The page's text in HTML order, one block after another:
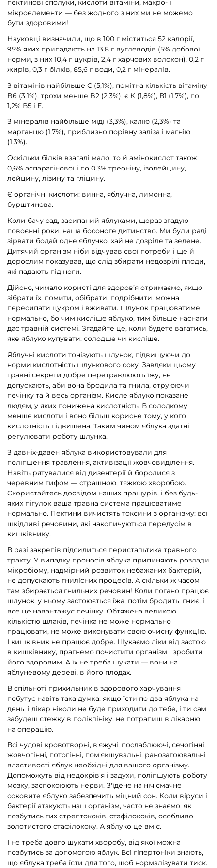
пектинові сполуки, кислоти вітаміни, макро- і
мікроелементи — без жодного з них ми не можемо
бути здоровими!
Науковці визначили, що в 100 г міститься 52 калорії,
95% яких припадають на 13,8 г вуглеводів (5% добової
норми, з них 10,4 г цукрів, 2,4 г харчових волокон), 0,2 г
жирів, 0,3 г білків, 85,6 г води, 0,2 г мінералів.
З вітамінів найбільше С (5,1%), помітна кількість вітаміну
B6 (3,1%), трохи менше B2 (2,3%), є К (1,8%), В1 (1,7%), по
1,2% В5 і Е.
З мінералів найбільше міді (3,3%), калію (2,3%) та
марганцю (1,7%), приблизно порівну заліза і магнію
(1,3%).
Оскільки білків взагалі мало, то й амінокислот також:
0,6% аспарагінової і по 0,3% треоніну, ізолейцину,
лейцину, лізину та гліцину.
Є органічні кислоти: винна, яблучна, лимонна,
бурштинова.
Коли бачу сад, засипаний яблуками, щораз згадую
повоєнні роки, наша босоноге дитинство. Ми були раді
зірвати бодай одне яблучко, хай не дозріле та зелене.
Дитячий організм ніби відчував свої потреби і ще й
дорослим показував, що слід збирати недозрілі плоди,
які падають під ноги.
Дійсно, чимало користі для здоров’я отримаємо, якщо
зібрати їх, помити, обібрати, подрібнити, можна
пересипати цукром і вживати. Шлунок працюватиме
нормально, бо чим кисліше яблуко, тим більше наснаги
дає травній системі. Згадайте це, коли будете вагатись,
яке яблуко купувати: солодше чи кисліше.
Яблучні кислоти тонізують шлунок, підвищуючи до
норми кислотність шлункового соку. Завдяки цьому
травні секрети добре перетравлюють їжу, не
допускають, аби вона бродила та гнила, отруюючи
печінку та й весь організм. Кисле яблуко показане
людям, у яких понижена кислотність. В солодкому
менше кислоти і воно більш корисне тому, у кого
кислотність підвищена. Таким чином яблука здатні
регулювати роботу шлунка.
З давніх-давен яблука використовували для
поліпшення травлення, активізації жовчовиділення.
Навіть рятувалися від дизентерії й боролися з
черевним тифом — страшною, тяжкою хворобою.
Скористайтесь досвідом наших пращурів, і без будь-
яких пігулок ваша травна система працюватиме
нормально. Пектини вичистять токсини з організму: всі
шкідливі речовини, які накопичуються передусім в
кишківнику.
В разі закрепів підсилиться перистальтика травного
тракту. У випадку проносів яблука припиняють розлади
мікробіому, надмірний розвиток небажаних бактерій,
не допускають гнилісних процесів. А скільки ж часом
там збирається гнильних речовин! Коли погано працює
шлунок, у ньому застоюється їжа, потім бродить, гниє, і
все це навантажує печінку. Обтяжена великою
кількістю шлаків, печінка не може нормально
працювати, не може виконувати свою очисну функцію.
І кишківник не працює добре. Шукаємо ліки від застою
в кишківнику, прагнемо почистити організм і зробити
його здоровим. А їх не треба шукати — вони на
яблуневому дереві, в його плодах.
В спільноті прихильників здорового харчування
побутує навіть така думка: якщо їсти по два яблука на
день, і лікар ніколи не буде приходити до тебе, і ти сам
забудеш стежку в поліклініку, не потрапиш в лікарню
на операцію.
Всі чудові кровотворні, в'яжучі, послаблюючі, сечогінні,
жовчогінні, потогінні, пом'якшувальні, ранозагоювальні
властивості яблук необхідні для вашого організму.
Допоможуть від недокрів'я і задухи, поліпшують роботу
мозку, заспокоюють нерви. З'їдене на ніч смачне
соковите яблуко забезпечить міцний сон. Коли віруси і
бактерії атакують наш організм, часто не знаємо, як
позбутись тих стрептококів, стафілококів, особливо
золотистого стафілококу. А яблуко це вміє.
І не треба довго шукати хворобу, від якої можна
позбутись за допомогою яблук. Всі гіпертоніки знають,
що яблука треба їсти для того, щоб нормалізувати тиск.